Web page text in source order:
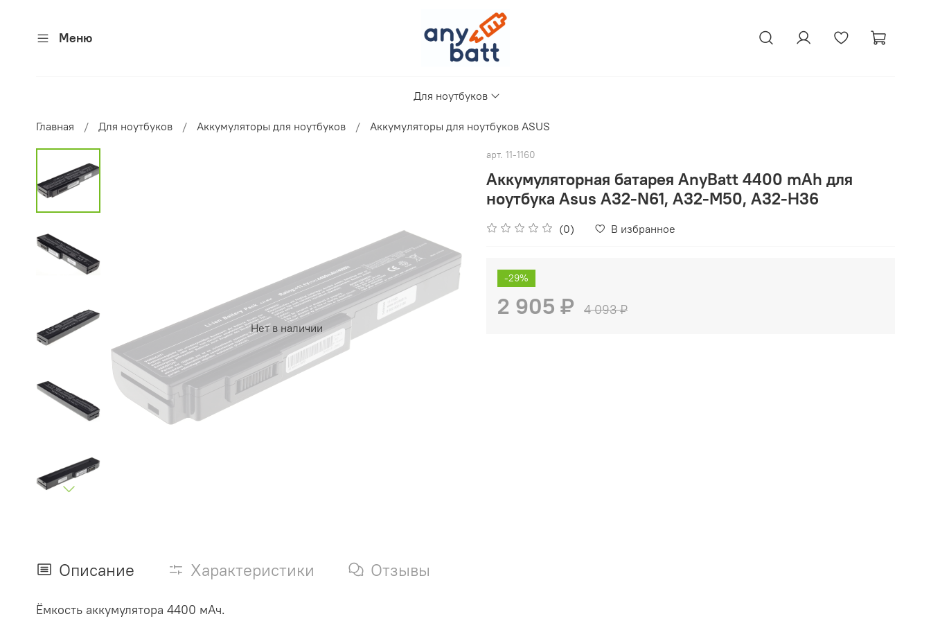
Меню
Для ноутбуков
Главная Для ноутбуков Аккумуляторы для ноутбуков Аккумуляторы для ноутбуков ASUS
Нет в наличии
арт. 11-1160
Аккумуляторная батарея AnyBatt 4400 mAh для
ноутбука Asus A32-N61, A32-M50, A32-H36
(0) В избранное
-29%
2 905 ₽ 4 093 ₽
Описание Характеристики Отзывы
Ёмкость аккумулятора 4400 мАч.